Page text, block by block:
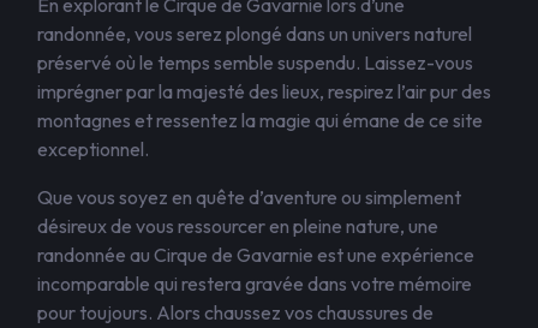
En explorant le Cirque de Gavarnie lors d’une
randonnée, vous serez plongé dans un univers naturel
préservé où le temps semble suspendu. Laissez-vous
imprégner par la majesté des lieux, respirez l’air pur des
montagnes et ressentez la magie qui émane de ce site
exceptionnel.
Que vous soyez en quête d’aventure ou simplement
désireux de vous ressourcer en pleine nature, une
randonnée au Cirque de Gavarnie est une expérience
incomparable qui restera gravée dans votre mémoire
pour toujours. Alors chaussez vos chaussures de